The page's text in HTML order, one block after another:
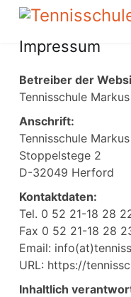
Impressum
Betreiber der
Tennisschule
Anschrift:
Tennisschule
Stoppelstege 2
D-32049 Herford
Kontaktdaten:
Tel. 0 52 21-18 28
Fax 0 52 21-18 28
Email:
URL: https://
Inhaltlich